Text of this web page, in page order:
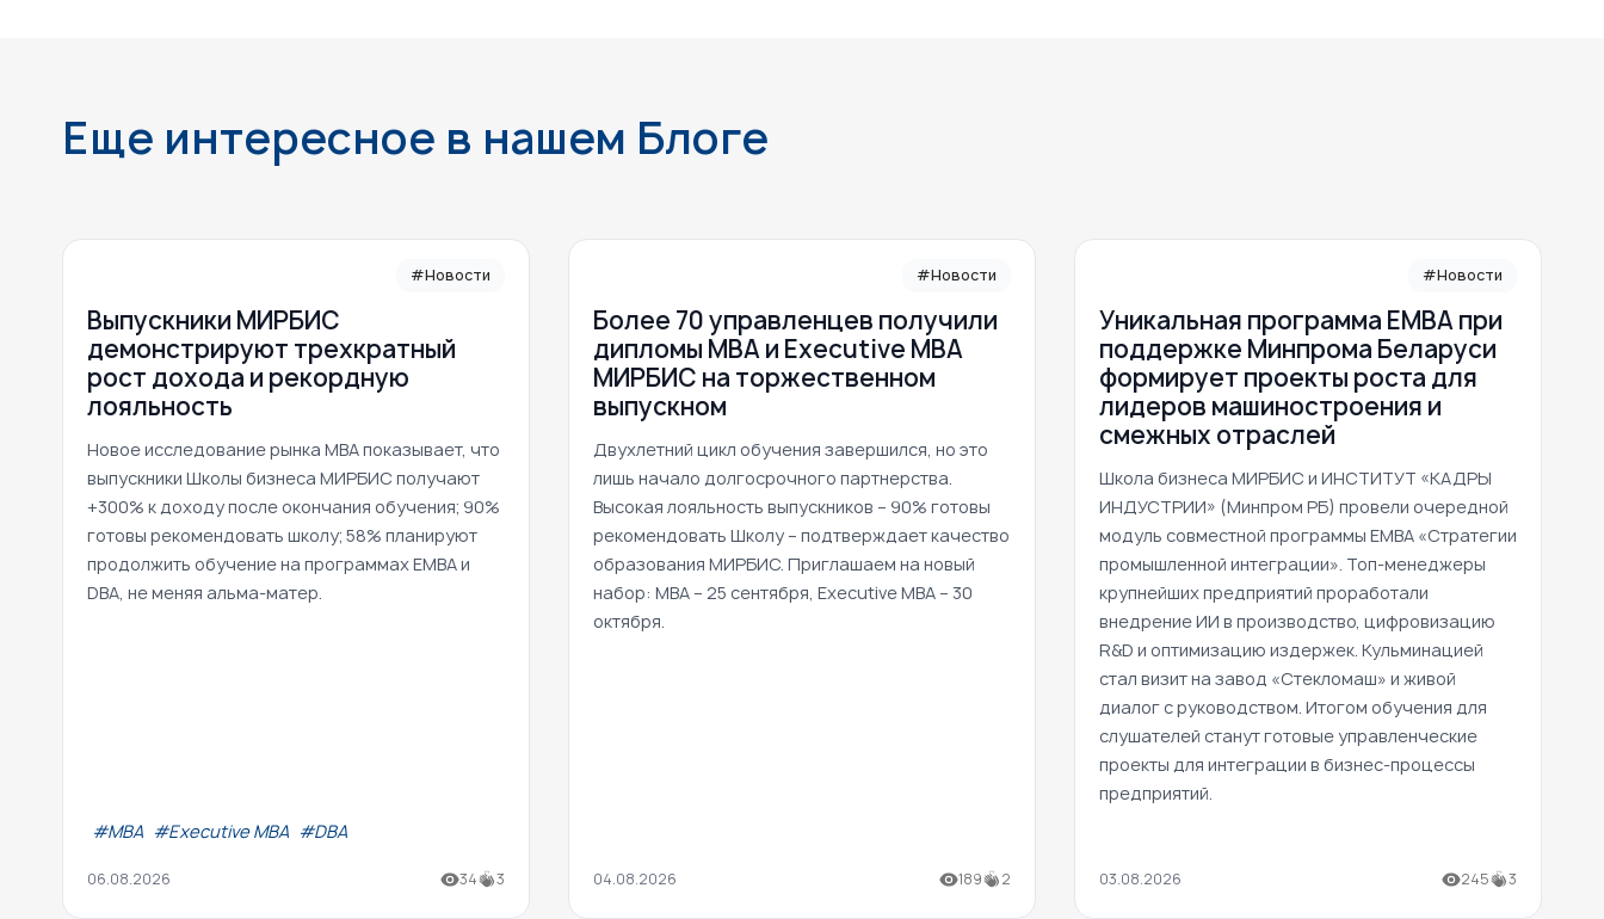
Еще интересное в нашем Блоге
#Новости
Выпускники МИРБИС
демонстрируют трехкратный
рост дохода и рекордную
лояльность
Новое исследование рынка MBA показывает, что
выпускники Школы бизнеса МИРБИС получают
+300% к доходу после окончания обучения; 90%
готовы рекомендовать школу; 58% планируют
продолжить обучение на программах EMBA и
DBA, не меняя альма-матер.
#МВА #Executive MBA #DBA
06.08.2026 34 3
#Новости
Более 70 управленцев получили
дипломы MBA и Executive MBA
МИРБИС на торжественном
выпускном
Двухлетний цикл обучения завершился, но это
лишь начало долгосрочного партнерства.
Высокая лояльность выпускников – 90% готовы
рекомендовать Школу – подтверждает качество
образования МИРБИС. Приглашаем на новый
набор: MBA – 25 сентября, Executive MBA – 30
октября.
04.08.2026 189 2
#Новости
Уникальная программа ЕМВА при
поддержке Минпрома Беларуси
формирует проекты роста для
лидеров машиностроения и
смежных отраслей
Школа бизнеса МИРБИС и ИНСТИТУТ «КАДРЫ
ИНДУСТРИИ» (Минпром РБ) провели очередной
модуль совместной программы EMBA «Стратегии
промышленной интеграции». Топ-менеджеры
крупнейших предприятий проработали
внедрение ИИ в производство, цифровизацию
R&D и оптимизацию издержек. Кульминацией
стал визит на завод «Стекломаш» и живой
диалог с руководством. Итогом обучения для
слушателей станут готовые управленческие
проекты для интеграции в бизнес-процессы
предприятий.
03.08.2026 245 3